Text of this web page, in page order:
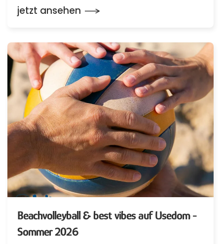
jetzt ansehen
Beachvolleyball & best vibes auf Usedom -
Sommer 2026